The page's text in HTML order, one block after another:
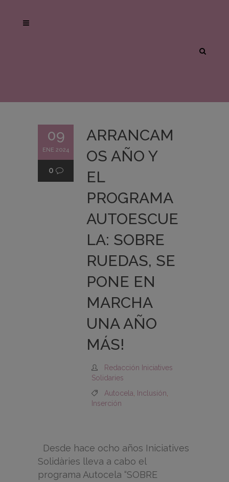
09
ENE 2024
0
ARRANCAM
OS AÑO Y
EL
PROGRAMA
AUTOESCUE
LA: SOBRE
RUEDAS, SE
PONE EN
MARCHA
UNA AÑO
MÁS!
Redacción Iniciatives
Solidaries
Autocela
Inclusión
Inserción
Desde hace ocho años Iniciatives
Solidàries lleva a cabo el
programa Autocela “SOBRE